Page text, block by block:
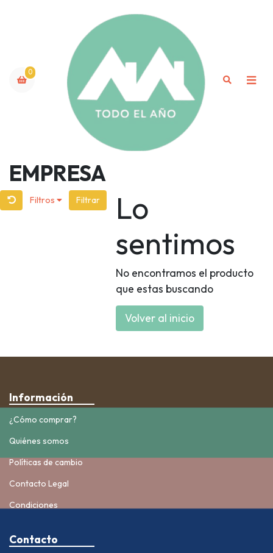
0
EMPRESA
Filtros Filtrar
Lo
sentimos
No encontramos el producto
que estas buscando
Volver al inicio
Información
¿Cómo comprar?
Quiénes somos
Políticas de cambio
Contacto Legal
Condiciones
Contacto